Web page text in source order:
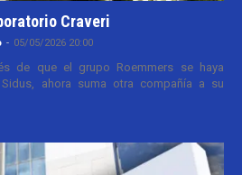
Craveri
- 05/05/2026 20:00
de que el grupo Roemmers se haya
ahora suma otra compañía a su